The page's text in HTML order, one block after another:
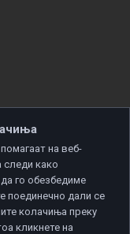
на веб-
следи како
го обезбедиме
поединечно дали се
колачиња преку
кликнете на